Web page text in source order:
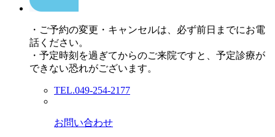
・ご予約の変更・キャンセルは、必ず前日までにお電
話ください。
・予定時刻を過ぎてからのご来院ですと、予定診療が
できない恐れがございます。
TEL.049-254-2177
お問い合わせ